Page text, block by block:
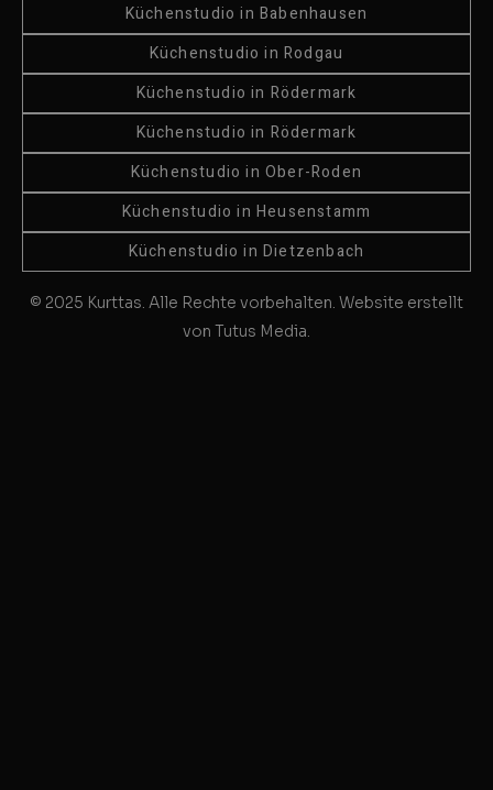
Küchenstudio in Babenhausen
Küchenstudio in Rodgau
Küchenstudio in Rödermark
Küchenstudio in Rödermark
Küchenstudio in Ober-Roden
Küchenstudio in Heusenstamm
Küchenstudio in Dietzenbach
© 2025 Kurttas. Alle Rechte vorbehalten. Website erstellt
von Tutus Media.